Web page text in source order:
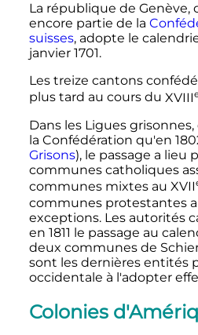
La république de Genève,
encore partie de la
suisses, adopte le
janvier 1701.
Les treize cantons
plus tard au cours du XVIII
Dans les Ligues
la Confédération qu'en
Grisons), le passage a lieu
communes catholiques
communes mixtes au XVII
communes protestantes
exceptions. Les autorités
en 1811 le passage au
deux communes de
sont les dernières entités
occidentale à l'adopter
Colonies